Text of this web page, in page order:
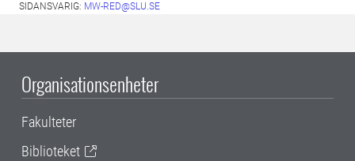
SIDANSVARIG: MW-RED@SLU.SE
Organisationsenheter
Fakulteter
Biblioteket